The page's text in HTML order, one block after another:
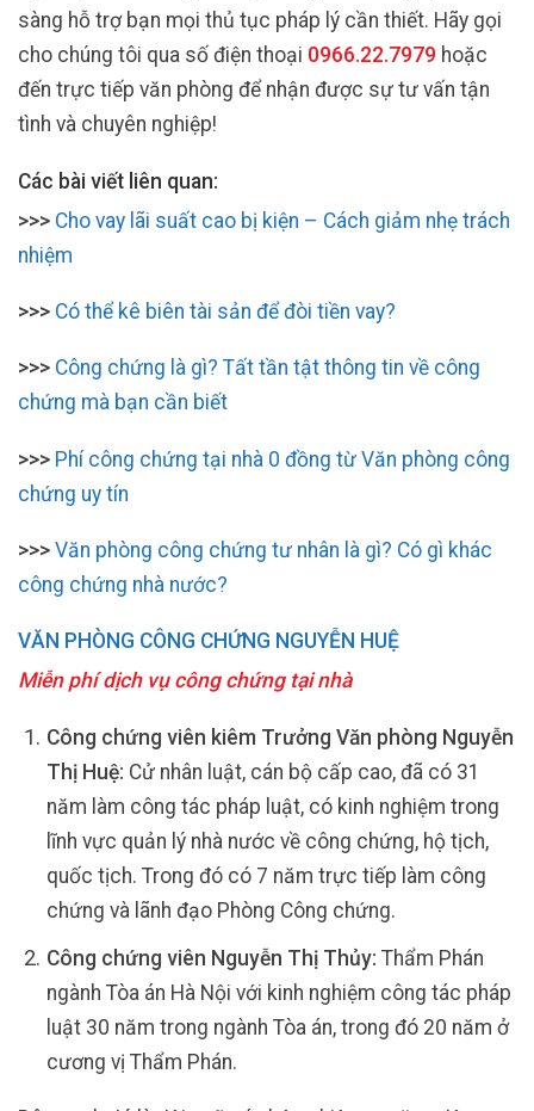
sàng hỗ trợ bạn mọi thủ tục pháp lý cần thiết. Hãy gọi
cho chúng tôi qua số điện thoại 0966.22.7979 hoặc
đến trực tiếp văn phòng để nhận được sự tư vấn tận
tình và chuyên nghiệp!
Các bài viết liên quan:
>>> Cho vay lãi suất cao bị kiện – Cách giảm nhẹ trách
nhiệm
>>> Có thể kê biên tài sản để đòi tiền vay?
>>> Công chứng là gì? Tất tần tật thông tin về công
chứng mà bạn cần biết
>>> Phí công chứng tại nhà 0 đồng từ Văn phòng công
chứng uy tín
>>> Văn phòng công chứng tư nhân là gì? Có gì khác
công chứng nhà nước?
VĂN PHÒNG CÔNG CHỨNG NGUYỄN HUỆ
Miễn phí dịch vụ công chứng tại nhà
Công chứng viên kiêm Trưởng Văn phòng Nguyễn
Thị Huệ: Cử nhân luật, cán bộ cấp cao, đã có 31
năm làm công tác pháp luật, có kinh nghiệm trong
lĩnh vực quản lý nhà nước về công chứng, hộ tịch,
quốc tịch. Trong đó có 7 năm trực tiếp làm công
chứng và lãnh đạo Phòng Công chứng.
Công chứng viên Nguyễn Thị Thủy: Thẩm Phán
ngành Tòa án Hà Nội với kinh nghiệm công tác pháp
luật 30 năm trong ngành Tòa án, trong đó 20 năm ở
cương vị Thẩm Phán.